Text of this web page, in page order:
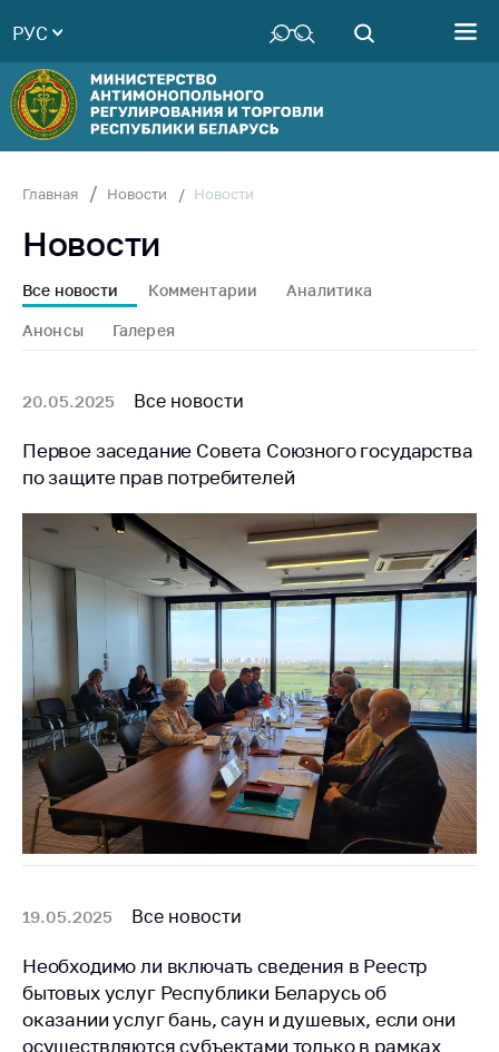
Руководство
Структура
Министерства
Территориальные
Законодательство
Антикоррупционная
деятельность
совет
Соискателям
Награждения
Белорусская
универсальная
товарная биржа
Общественная
жизнь
Идеологическая
работа
Официальные
геральдические
символы
5 лет МАРТ
Ценовая политика
регулирование и
конкуренция
Торговля и услуги
РУС
Главная Новости Новости
Новости
Все новости Комментарии Аналитика
Анонсы Галерея
20.05.2025 Все новости
Первое заседание Совета Союзного государства
по защите прав потребителей
19.05.2025 Все новости
Необходимо ли включать сведения в Реестр
бытовых услуг Республики Беларусь об
оказании услуг бань, саун и душевых, если они
осуществляются субъектами только в рамках